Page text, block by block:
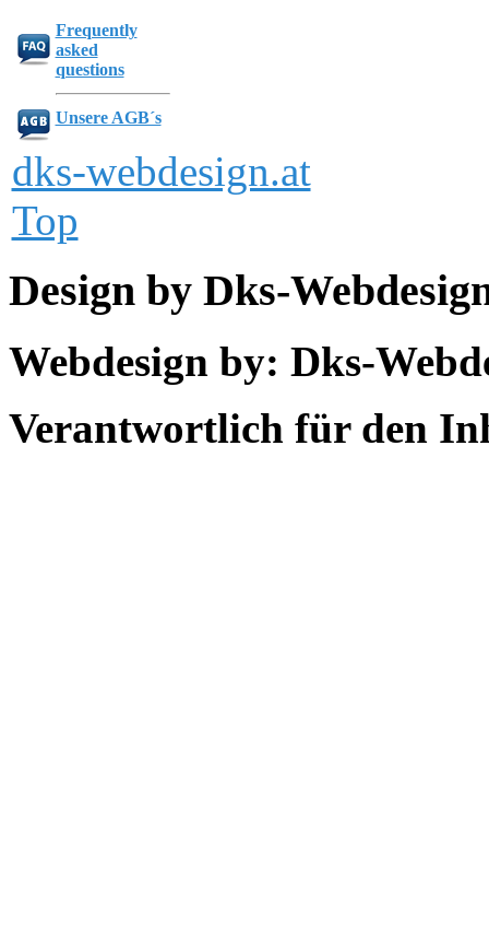
Frequently
asked
questions
Unsere AGB´s
dks-webdesign.at
Top
Design by Dks-
Webdesign by: Dks-
Verantwortlich für den